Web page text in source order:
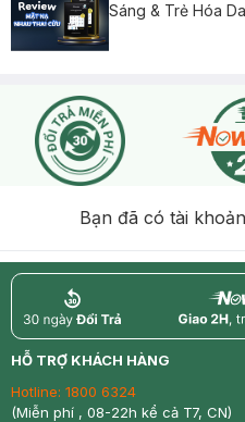
Sáng & Trẻ Hóa Da
Bạn đã có tài
return nowfree
HỖ TRỢ KHÁCH HÀNG
Hotline: 1800 6324
(Miễn phí , 08-22h kể cả T7, CN)